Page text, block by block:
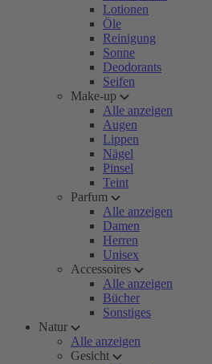
Lotionen
Öle
Reinigung
Sonne
Deodorants
Seifen
Make-up
Alle anzeigen
Augen
Lippen
Nägel
Pinsel
Teint
Parfum
Alle anzeigen
Damen
Herren
Unisex
Accessoires
Alle anzeigen
Bücher
Sonstiges
Natur
Alle anzeigen
Gesicht